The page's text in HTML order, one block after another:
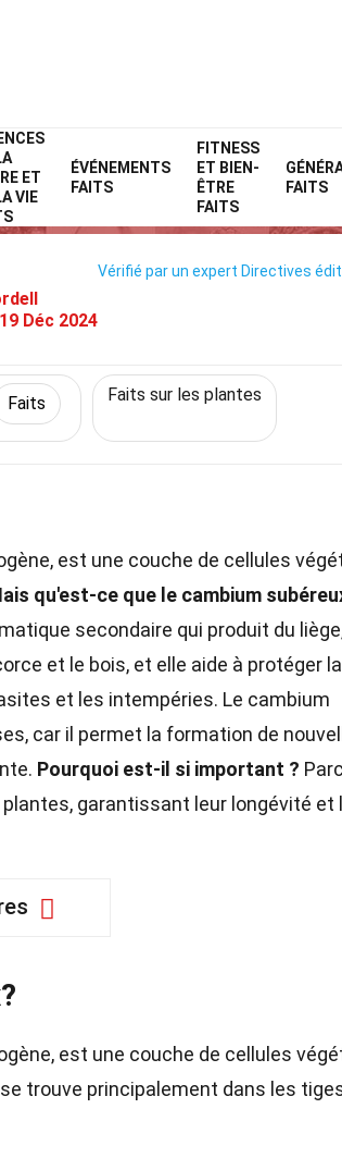
ET
VIE
ÉVÉNEMENTS
FAITS
FITNESS
ET BIEN-
ÊTRE
FAITS
FAITS
Science BiologieFaits
Cambium Subéreux
19 Déc 2024
Vérifié par un expert Directives
Faits Faits sur les plantes
est une couche de cellules
qu'est-ce que le cambium
secondaire qui produit du
et le bois, et elle aide à protéger la
et les intempéries. Le cambium
car il permet la formation de
Pourquoi est-il si important ?
garantissant leur longévité et
est une couche de cellules
trouve principalement dans les